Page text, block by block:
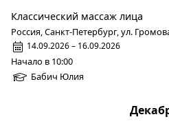
Классический массаж лица
Россия, Санкт-Петербург, ул.
14.09.2026 – 16.09.2026
Начало в 10:00
Бабич Юлия